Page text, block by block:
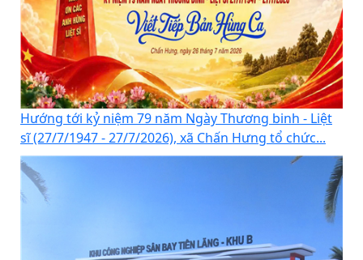
Hướng tới kỷ niệm 79 năm Ngày Thương binh - Liệt
sĩ (27/7/1947 - 27/7/2026), xã Chấn Hưng tổ chức...